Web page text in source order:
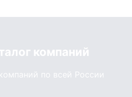
компаний
по всей России